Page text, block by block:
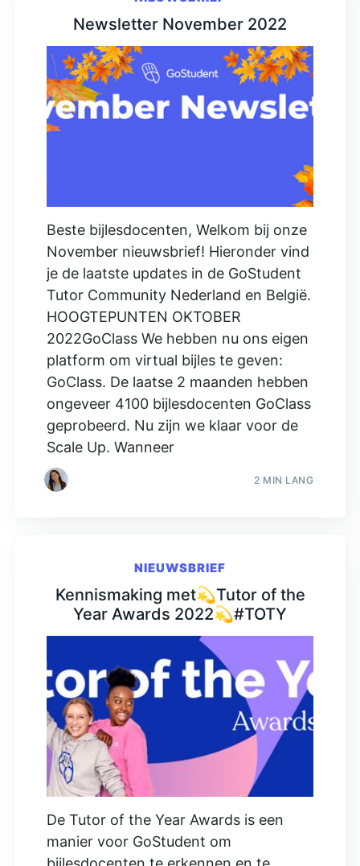
Newsletter November 2022
Beste bijlesdocenten, Welkom bij onze
November nieuwsbrief! Hieronder vind
je de laatste updates in de GoStudent
Tutor Community Nederland en België.
HOOGTEPUNTEN OKTOBER
2022GoClass We hebben nu ons eigen
platform om virtual bijles te geven:
GoClass. De laatse 2 maanden hebben
ongeveer 4100 bijlesdocenten GoClass
geprobeerd. Nu zijn we klaar voor de
Scale Up. Wanneer
2 MIN LANG
NIEUWSBRIEF
Kennismaking met💫Tutor of the
Year Awards 2022💫#TOTY
De Tutor of the Year Awards is een
manier voor GoStudent om